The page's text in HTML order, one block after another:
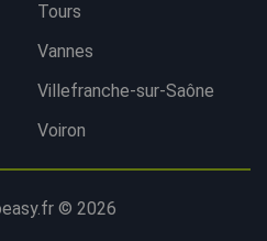
Tours
Vannes
Villefranche-sur-Saône
Voiron
© 2026